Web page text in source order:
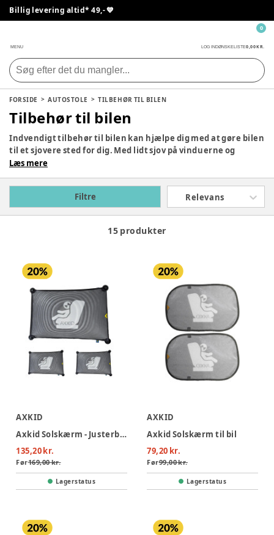
Billig levering altid* 49,- 💙
MENU LOG INDØNSKELISTE0,00 KR.
0
FORSIDE AUTOSTOLE TILBEHØR TIL BILEN
Tilbehør til bilen
Indvendigt tilbehør til bilen kan hjælpe dig med at gøre bilen
til et sjovere sted for dig. Med lidt sjov på vinduerne og
beskyttelse på sædet, er bilen klar til både børn og voksne.
hvad enten den vare 5 minutter eller 5 timer.
Læs mere
Filtre Relevans
15 produkter
AXKID
Axkid Solskærm - Justerbar
135,20 kr.
Før169,00 kr.
Lagerstatus
AXKID
Axkid Solskærm til bil
79,20 kr.
Før99,00 kr.
Lagerstatus